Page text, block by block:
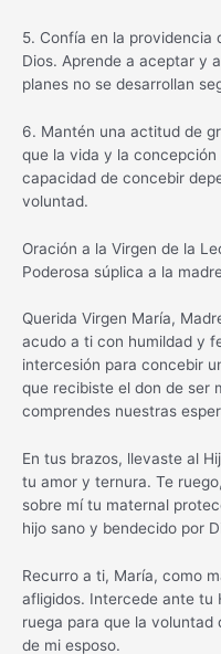
5. Confía en la
Dios. Aprende a aceptar y
planes no se desarrollan
6. Mantén una actitud de
que la vida y la
capacidad de concebir
voluntad.
Oración a la Virgen de la
Poderosa súplica a la
Querida Virgen María,
acudo a ti con humildad y
intercesión para concebir
que recibiste el don de ser
comprendes nuestras
En tus brazos, llevaste al
tu amor y ternura. Te
sobre mí tu maternal
hijo sano y bendecido por
Recurro a ti, María, como
afligidos. Intercede ante tu
ruega para que la voluntad
de mi esposo.